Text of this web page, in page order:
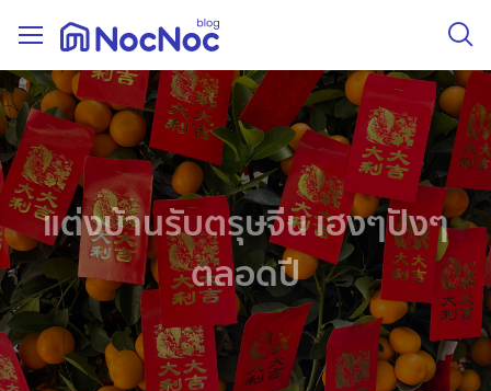
แต่งบ้านรับตรุษจีน เฮงๆปังๆ
ตลอดปี